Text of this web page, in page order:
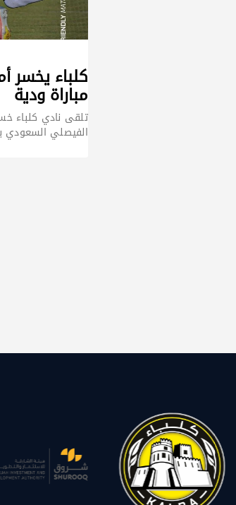
مباراة ودية
تلقى نادي كلباء
الفيصلي السعودي بنتيجة 2-1، وذلك ضمن برنامج